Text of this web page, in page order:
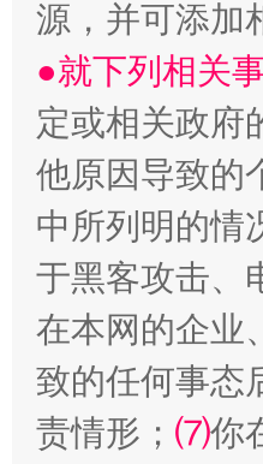
全民健身五年计划来了
源，并可添加
●就下列相关
定或相关政府
他原因导致的
中所列明的情
于黑客攻击、
在本网的企业
致的任何事态
责情形； ⑺你